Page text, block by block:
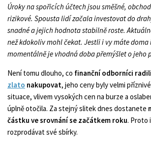
Úroky na spořicích účtech jsou směšné,
rizikové. Spousta lidí začala investovat do
snadné a jejich hodnota stabilně roste.
než kdokoliv mohl čekat. Jestli i vy máte
momentálně je vhodná doba přemýšlet o jeho
Není tomu dlouho, co finanční odborníci radili
zlato nakupovat, jeho ceny byly velmi
situace, vlivem vysokých cen na burze a
úplně otočila. Za stejný slitek dnes dostanete
částku ve srovnání se začátkem roku. Proto
rozprodávat své sbírky.